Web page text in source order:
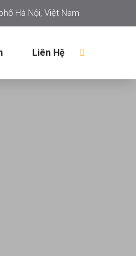
Hà Nội, Việt Nam
Liên Hệ